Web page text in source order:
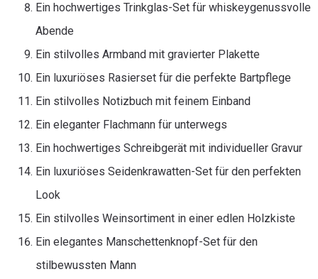
Ein hochwertiges Trinkglas-Set für whiskeygenussvolle
Abende
Ein stilvolles Armband mit gravierter Plakette
Ein luxuriöses Rasierset für die perfekte Bartpflege
Ein stilvolles Notizbuch mit feinem Einband
Ein eleganter Flachmann für unterwegs
Ein hochwertiges Schreibgerät mit individueller Gravur
Ein luxuriöses Seidenkrawatten-Set für den perfekten
Look
Ein stilvolles Weinsortiment in einer edlen Holzkiste
Ein elegantes Manschettenknopf-Set für den
stilbewussten Mann